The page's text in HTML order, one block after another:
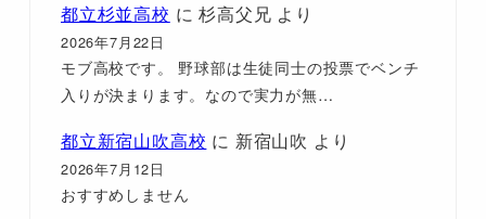
都立杉並高校 に杉高父兄 より
2026年7月22日
モブ高校です。 野球部は生徒同士の投票でベンチ
入りが決まります。なので実力が無…
都立新宿山吹高校 に 新宿山吹 より
2026年7月12日
おすすめしません